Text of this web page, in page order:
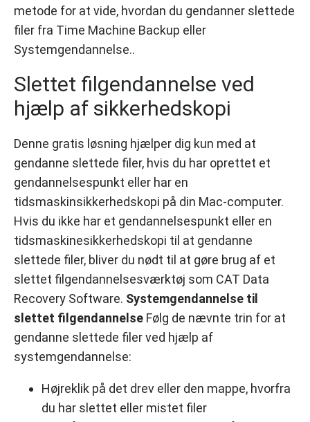
metode for at vide, hvordan du gendanner slettede
filer fra Time Machine Backup eller
Systemgendannelse..
Slettet filgendannelse ved
hjælp af sikkerhedskopi
Denne gratis løsning hjælper dig kun med at
gendanne slettede filer, hvis du har oprettet et
gendannelsespunkt eller har en
tidsmaskinsikkerhedskopi på din Mac-computer.
Hvis du ikke har et gendannelsespunkt eller en
tidsmaskinesikkerhedskopi til at gendanne
slettede filer, bliver du nødt til at gøre brug af et
slettet filgendannelsesværktøj som CAT Data
Recovery Software. Systemgendannelse til
slettet filgendannelse Følg de nævnte trin for at
gendanne slettede filer ved hjælp af
systemgendannelse:
Højreklik på det drev eller den mappe, hvorfra
du har slettet eller mistet filer